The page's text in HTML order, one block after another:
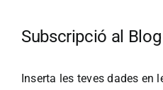
Subscripció al Blog
Inserta les teves dades en